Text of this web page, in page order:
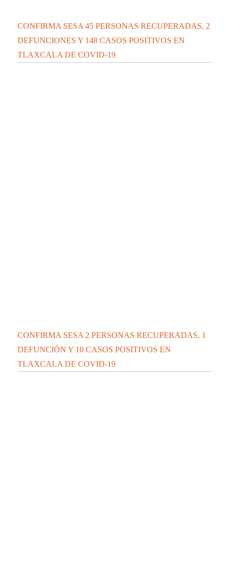
CONFIRMA SESA 45 PERSONAS RECUPERADAS, 2
DEFUNCIONES Y 148 CASOS POSITIVOS EN
TLAXCALA DE COVID-19
CONFIRMA SESA 2 PERSONAS RECUPERADAS, 1
DEFUNCIÓN Y 10 CASOS POSITIVOS EN
TLAXCALA DE COVID-19